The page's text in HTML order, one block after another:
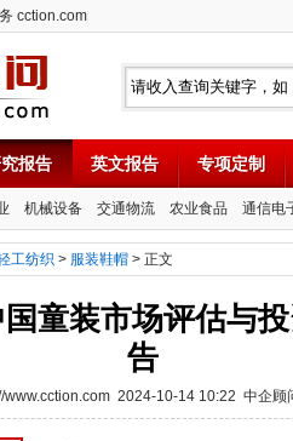
cction.com
报告 英文报告 专项定制
机械设备 交通物流 农业食品 通信电
工纺织 > 服装鞋帽 > 正文
国童装市场评估与
告
www.cction.com 2024-10-14 10:22 中企顾